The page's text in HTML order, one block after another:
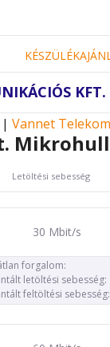
| Vannet
Letöltési sebesség
30 Mbit/s
forgalom:
letöltési sebesség:
feltöltési sebesség: